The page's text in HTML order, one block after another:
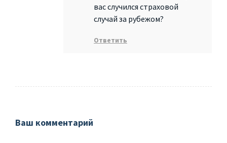
вас случился страховой
случай за рубежом?
Ответить
Ваш комментарий